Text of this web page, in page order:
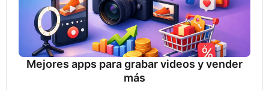
Mejores apps para grabar videos y vender
más